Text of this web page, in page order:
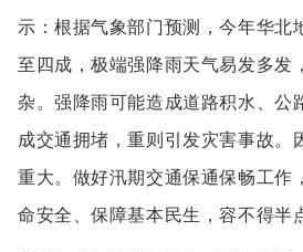
示：根据气象部门预测，今年华北
至四成，极端强降雨天气易发多发
杂。强降雨可能造成道路积水、公
成交通拥堵，重则引发灾害事故。
重大。做好汛期交通保通保畅工作
命安全、保障基本民生，容不得半